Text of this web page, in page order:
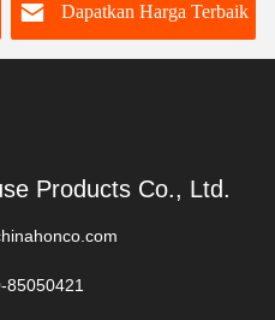
Supplier Logo Pribadi
Disesuaikan
Dapatkan Harga Terbaik
Products Co., Ltd.
85050421